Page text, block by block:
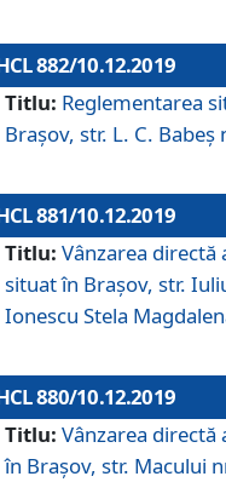
882/10.12.2019
Titlu: Reglementarea
Brașov, str. L. C. Babeș
881/10.12.2019
Titlu: Vânzarea
situat în Brașov, str.
Ionescu Stela
880/10.12.2019
Titlu: Vânzarea
în Brașov, str. Macului